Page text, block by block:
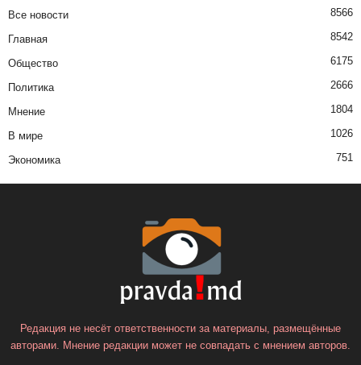
Все новости 8566
Главная 8542
Общество 6175
Политика 2666
Мнение 1804
В мире 1026
Экономика 751
Редакция не несёт ответственности за материалы, размещённые
авторами. Мнение редакции может не совпадать с мнением авторов.